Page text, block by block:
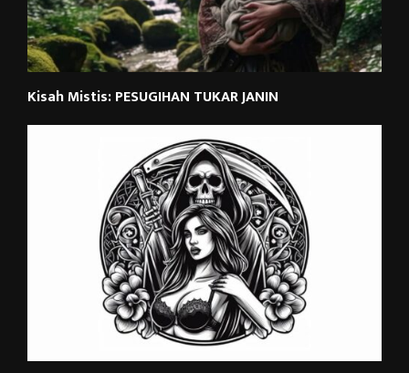
Kisah Mistis: PESUGIHAN TUKAR JANIN